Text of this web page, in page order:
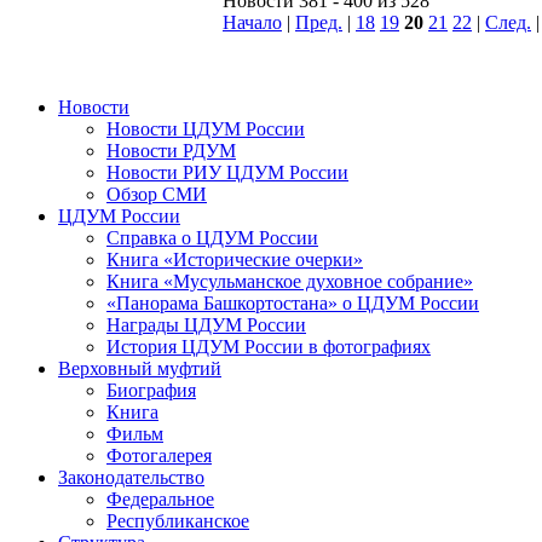
Начало | Пред. | 18 19 20 21 22 | След. |
Новости
Новости ЦДУМ России
Новости РДУМ
Новости РИУ ЦДУМ России
Обзор СМИ
ЦДУМ России
Справка о ЦДУМ России
Книга «Исторические очерки»
Книга «Мусульманское духовное собрание»
«Панорама Башкортостана» о ЦДУМ России
Награды ЦДУМ России
История ЦДУМ России в фотографиях
Верховный муфтий
Биография
Книга
Фильм
Фотогалерея
Законодательство
Федеральное
Республиканское